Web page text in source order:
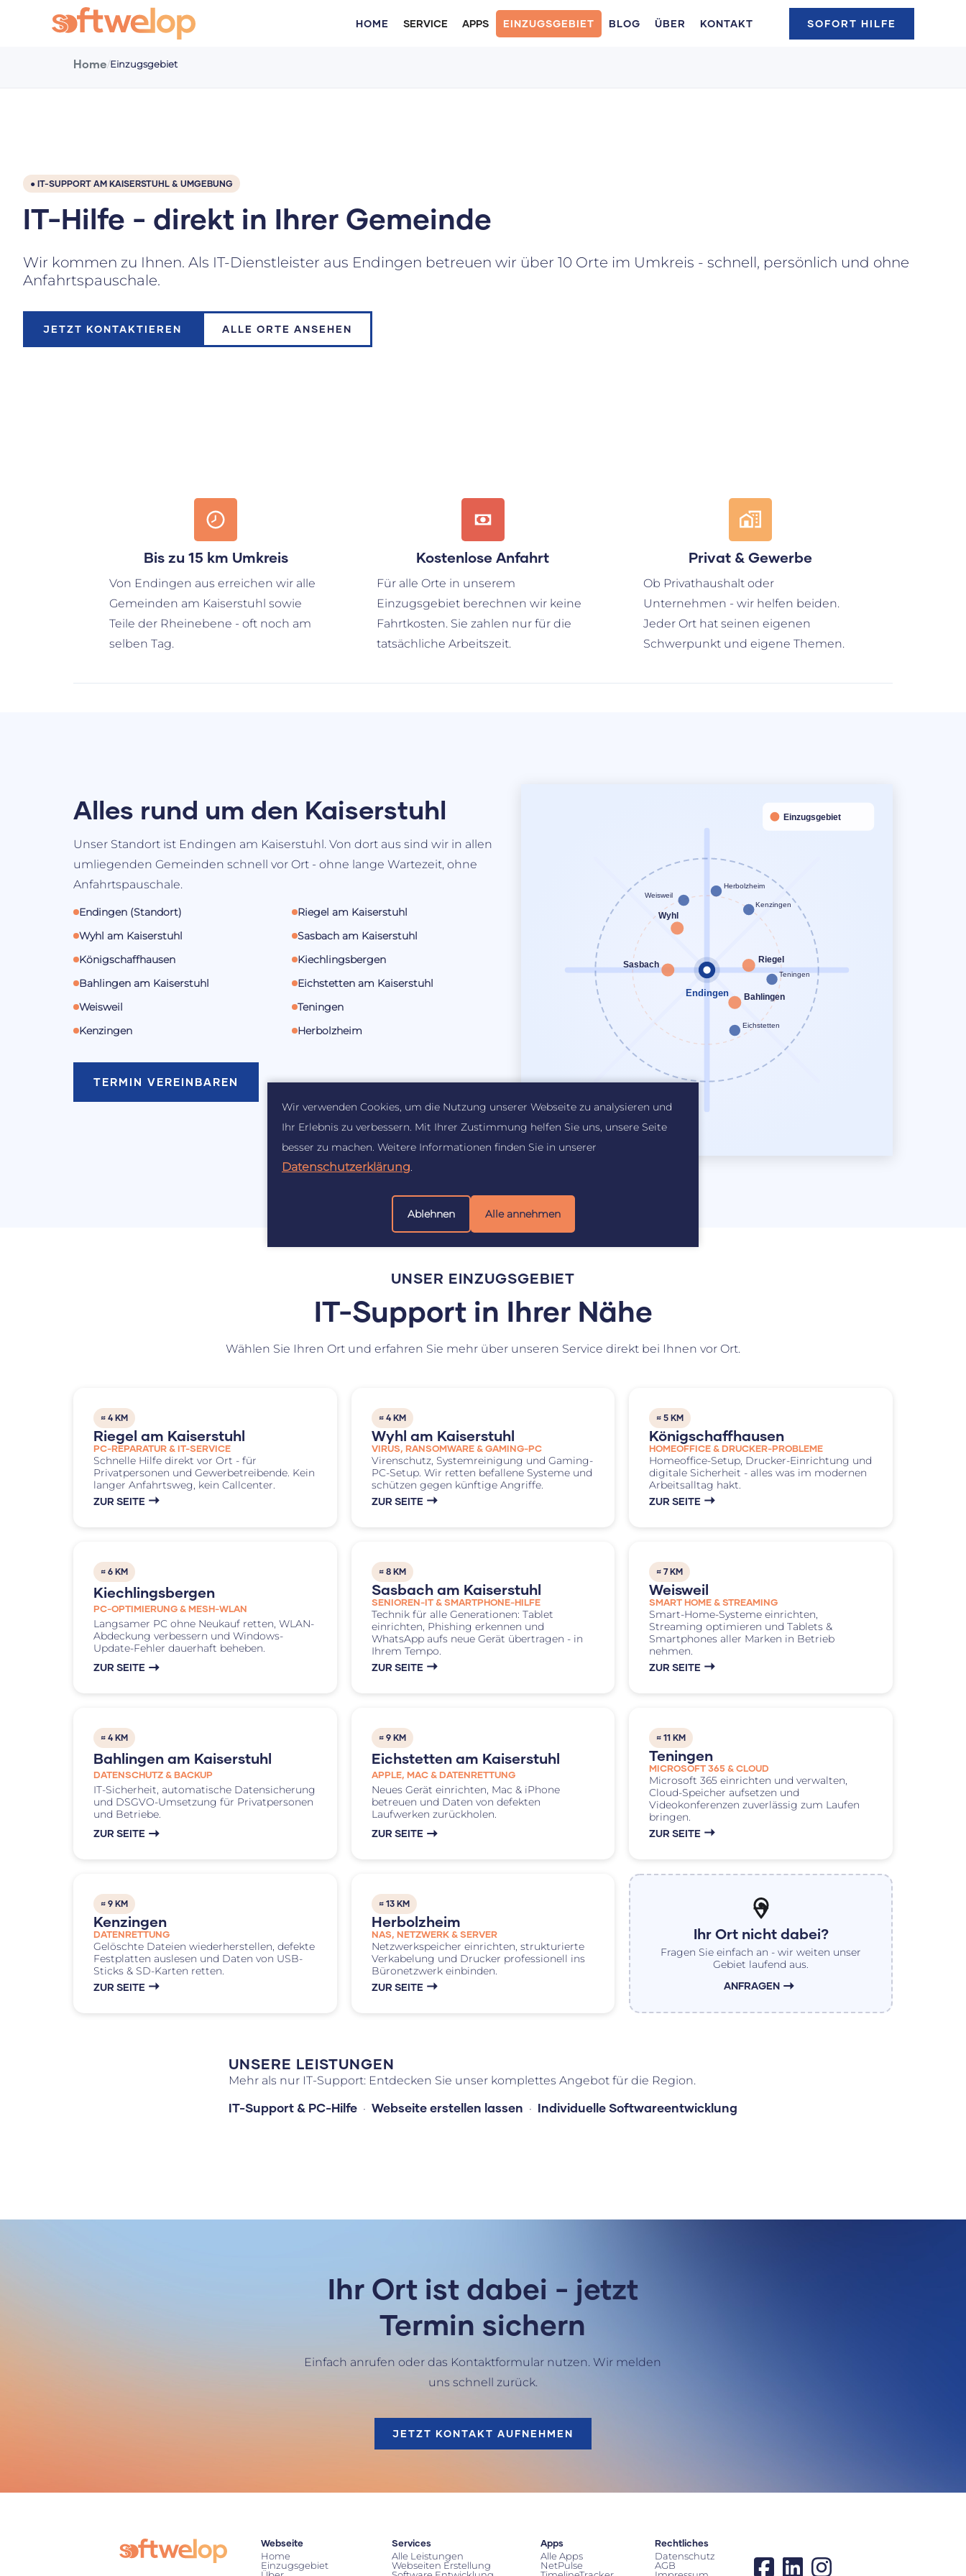
HOME SERVICE APPS EINZUGSGEBIET BLOG ÜBER KONTAKT SOFORT HILFE
Home/Einzugsgebiet
● IT-SUPPORT AM KAISERSTUHL & UMGEBUNG
IT-Hilfe - direkt in Ihrer Gemeinde
Wir kommen zu Ihnen. Als IT-Dienstleister aus Endingen betreuen wir über 10 Orte im Umkreis - schnell, persönlich und ohne
Anfahrtspauschale.
JETZT KONTAKTIEREN ALLE ORTE ANSEHEN
Bis zu 15 km Umkreis
Von Endingen aus erreichen wir alle
Gemeinden am Kaiserstuhl sowie
Teile der Rheinebene - oft noch am
selben Tag.
Kostenlose Anfahrt
Für alle Orte in unserem
Einzugsgebiet berechnen wir keine
Fahrtkosten. Sie zahlen nur für die
tatsächliche Arbeitszeit.
Privat & Gewerbe
Ob Privathaushalt oder
Unternehmen - wir helfen beiden.
Jeder Ort hat seinen eigenen
Schwerpunkt und eigene Themen.
Alles rund um den Kaiserstuhl
Unser Standort ist Endingen am Kaiserstuhl. Von dort aus sind wir in allen
umliegenden Gemeinden schnell vor Ort - ohne lange Wartezeit, ohne
Anfahrtspauschale.
Endingen (Standort)
Riegel am Kaiserstuhl
Wyhl am Kaiserstuhl
Sasbach am Kaiserstuhl
Königschaffhausen
Kiechlingsbergen
Bahlingen am Kaiserstuhl
Eichstetten am Kaiserstuhl
Weisweil
Teningen
Kenzingen
Herbolzheim
TERMIN VEREINBAREN
UNSER EINZUGSGEBIET
IT-Support in Ihrer Nähe
Wählen Sie Ihren Ort und erfahren Sie mehr über unseren Service direkt bei Ihnen vor Ort.
≈ 4 KM
Riegel am Kaiserstuhl
PC-REPARATUR & IT-SERVICE
Schnelle Hilfe direkt vor Ort - für
Privatpersonen und Gewerbetreibende. Kein
langer Anfahrtsweg, kein Callcenter.
ZUR SEITE
≈ 4 KM
Wyhl am Kaiserstuhl
VIRUS, RANSOMWARE & GAMING-PC
Virenschutz, Systemreinigung und Gaming-
PC-Setup. Wir retten befallene Systeme und
schützen gegen künftige Angriffe.
ZUR SEITE
≈ 5 KM
Königschaffhausen
HOMEOFFICE & DRUCKER-PROBLEME
Homeoffice-Setup, Drucker-Einrichtung und
digitale Sicherheit - alles was im modernen
Arbeitsalltag hakt.
ZUR SEITE
≈ 6 KM
Kiechlingsbergen
PC-OPTIMIERUNG & MESH-WLAN
Langsamer PC ohne Neukauf retten, WLAN-
Abdeckung verbessern und Windows-
Update-Fehler dauerhaft beheben.
ZUR SEITE
≈ 8 KM
Sasbach am Kaiserstuhl
SENIOREN-IT & SMARTPHONE-HILFE
Technik für alle Generationen: Tablet
einrichten, Phishing erkennen und
WhatsApp aufs neue Gerät übertragen - in
Ihrem Tempo.
ZUR SEITE
≈ 7 KM
Weisweil
SMART HOME & STREAMING
Smart-Home-Systeme einrichten,
Streaming optimieren und Tablets &
Smartphones aller Marken in Betrieb
nehmen.
ZUR SEITE
≈ 4 KM
Bahlingen am Kaiserstuhl
DATENSCHUTZ & BACKUP
IT-Sicherheit, automatische Datensicherung
und DSGVO-Umsetzung für Privatpersonen
und Betriebe.
ZUR SEITE
≈ 9 KM
Eichstetten am Kaiserstuhl
APPLE, MAC & DATENRETTUNG
Neues Gerät einrichten, Mac & iPhone
betreuen und Daten von defekten
Laufwerken zurückholen.
ZUR SEITE
≈ 11 KM
Teningen
MICROSOFT 365 & CLOUD
Microsoft 365 einrichten und verwalten,
Cloud-Speicher aufsetzen und
Videokonferenzen zuverlässig zum Laufen
bringen.
ZUR SEITE
≈ 9 KM
Kenzingen
DATENRETTUNG
Gelöschte Dateien wiederherstellen, defekte
Festplatten auslesen und Daten von USB-
Sticks & SD-Karten retten.
ZUR SEITE
≈ 13 KM
Herbolzheim
NAS, NETZWERK & SERVER
Netzwerkspeicher einrichten, strukturierte
Verkabelung und Drucker professionell ins
Büronetzwerk einbinden.
ZUR SEITE
Ihr Ort nicht dabei?
Fragen Sie einfach an - wir weiten unser
Gebiet laufend aus.
ANFRAGEN
UNSERE LEISTUNGEN
Mehr als nur IT-Support: Entdecken Sie unser komplettes Angebot für die Region.
IT-Support & PC-Hilfe · Webseite erstellen lassen · Individuelle Softwareentwicklung
Ihr Ort ist dabei - jetzt
Termin sichern
Einfach anrufen oder das Kontaktformular nutzen. Wir melden
uns schnell zurück.
JETZT KONTAKT AUFNEHMEN
Webseite
Home
Einzugsgebiet
Services
Alle Leistungen
Webseiten Erstellung
Apps
Alle Apps
NetPulse
Rechtliches
Datenschutz
AGB
Wir verwenden Cookies, um die Nutzung unserer Webseite zu analysieren und
Ihr Erlebnis zu verbessern. Mit Ihrer Zustimmung helfen Sie uns, unsere Seite
besser zu machen. Weitere Informationen finden Sie in unserer
Datenschutzerklärung.
Ablehnen Alle annehmen